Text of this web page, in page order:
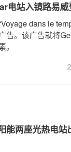
电站入镜路易
dans le
告。该广告就将
。
能两座光热电